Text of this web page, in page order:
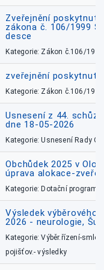
Zveřejnění
zákona č. 106/1999
desce
Kategorie: Zákon č.106/1999
zveřejnění
Kategorie: Zákon č.106/1999
Usnesení z 44.
dne 18-05-2026
Kategorie: Usnesení Rady
Obchůdek 2025 v
úprava alokace-
Kategorie: Dotační
Výsledek výběrového
2026 - neurologie,
Kategorie: Výběr.řízení-
pojišťov.- výsledky